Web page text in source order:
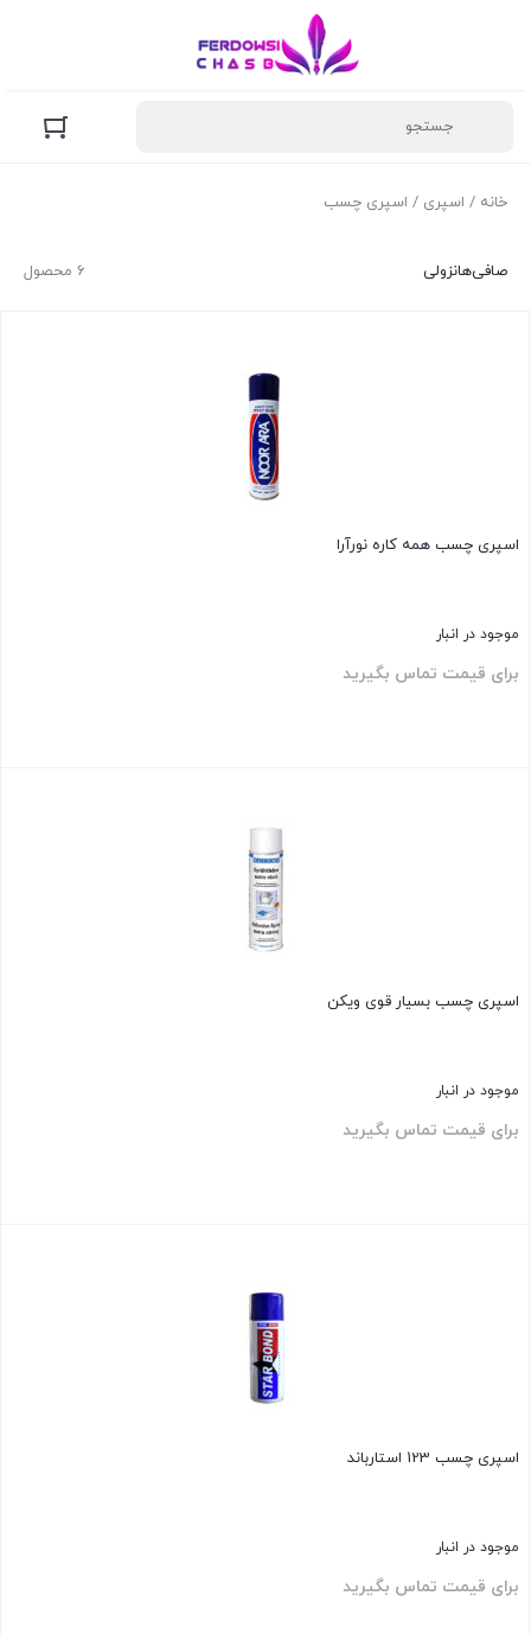
خانه / اسپری / اسپری چسب
6 محصول صافی‌هانزولی
اسپری چسب همه کاره نورآرا
موجود در انبار
برای قیمت تماس بگیرید
اسپری چسب بسیار قوی ویکن
موجود در انبار
برای قیمت تماس بگیرید
اسپری چسب 123 استارباند
موجود در انبار
برای قیمت تماس بگیرید